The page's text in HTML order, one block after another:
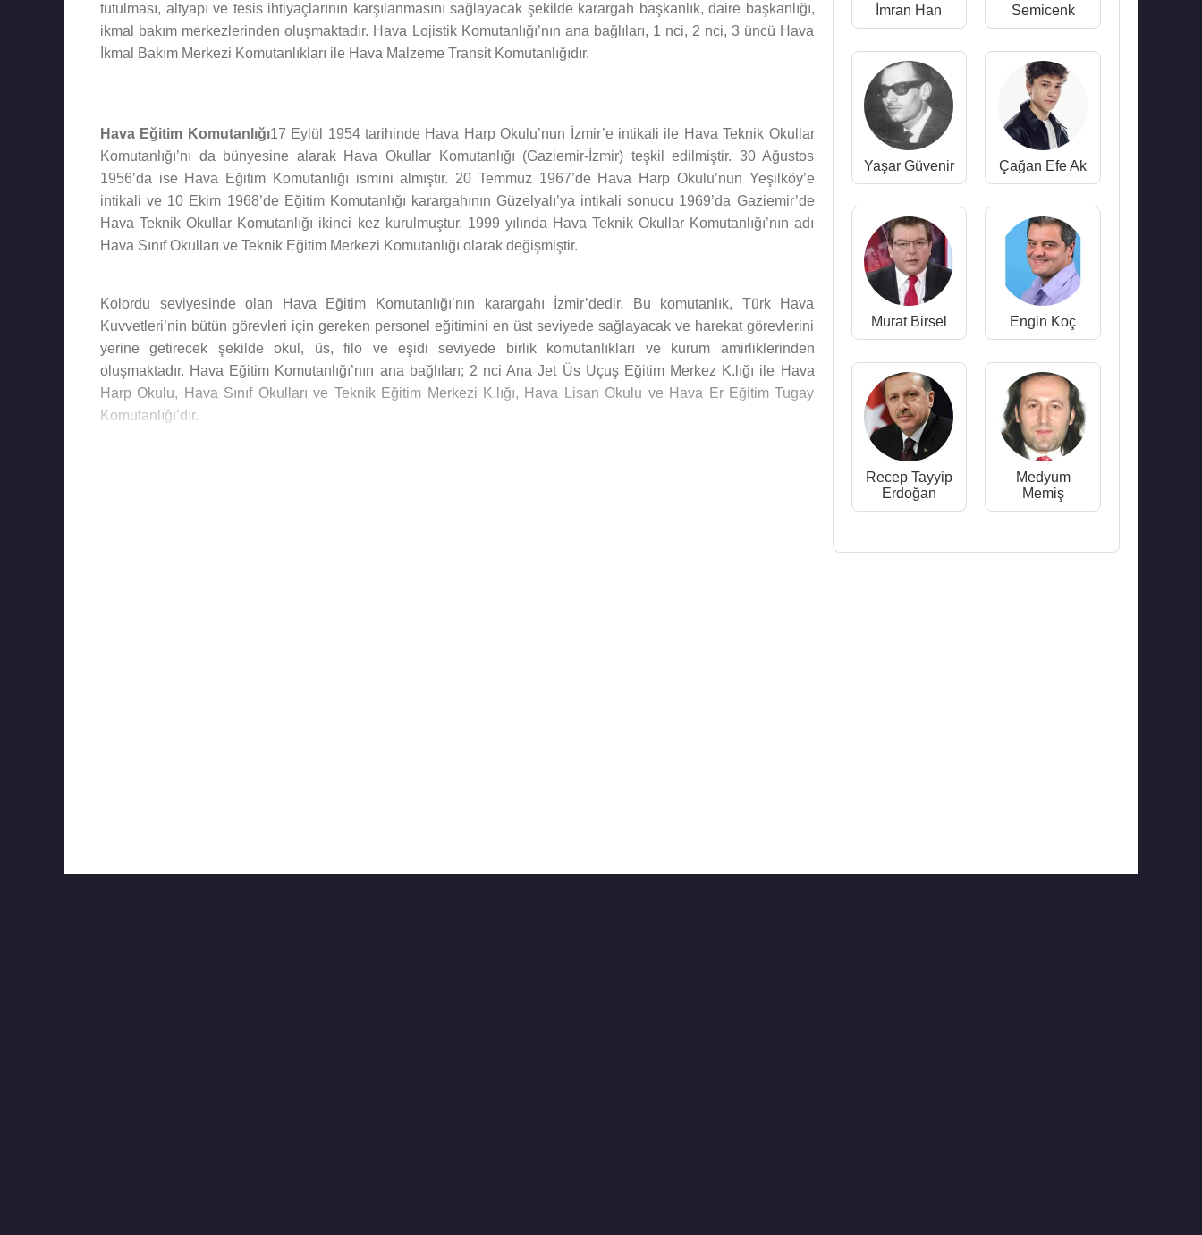
tutulması, altyapı ve tesis ihtiyaçlarının karşılanmasını sağlayacak şekilde karargah başkanlık, daire başkanlığı,
ikmal bakım merkezlerinden oluşmaktadır. Hava Lojistik Komutanlığı’nın ana bağlıları, 1 nci, 2 nci, 3 üncü Hava
İkmal Bakım Merkezi Komutanlıkları ile Hava Malzeme Transit Komutanlığıdır.
Hava Eğitim Komutanlığı17 Eylül 1954 tarihinde Hava Harp Okulu’nun İzmir’e intikali ile Hava Teknik Okullar
Komutanlığı’nı da bünyesine alarak Hava Okullar Komutanlığı (Gaziemir-İzmir) teşkil edilmiştir. 30 Ağustos
1956’da ise Hava Eğitim Komutanlığı ismini almıştır. 20 Temmuz 1967’de Hava Harp Okulu’nun Yeşilköy’e
intikali ve 10 Ekim 1968’de Eğitim Komutanlığı karargahının Güzelyalı’ya intikali sonucu 1969’da Gaziemir’de
Hava Teknik Okullar Komutanlığı ikinci kez kurulmuştur. 1999 yılında Hava Teknik Okullar Komutanlığı’nın adı
Hava Sınıf Okulları ve Teknik Eğitim Merkezi Komutanlığı olarak değişmiştir.
Kolordu seviyesinde olan Hava Eğitim Komutanlığı’nın karargahı İzmir’dedir. Bu komutanlık, Türk Hava
Kuvvetleri’nin bütün görevleri için gereken personel eğitimini en üst seviyede sağlayacak ve harekat görevlerini
yerine getirecek şekilde okul, üs, filo ve eşidi seviyede birlik komutanlıkları ve kurum amirliklerinden
oluşmaktadır. Hava Eğitim Komutanlığı’nın ana bağlıları; 2 nci Ana Jet Üs Uçuş Eğitim Merkez K.lığı ile Hava
Harp Okulu, Hava Sınıf Okulları ve Teknik Eğitim Merkezi K.lığı, Hava Lisan Okulu ve Hava Er Eğitim Tugay
Komutanlığı’dır.
İmran Han Semicenk
Yaşar Güvenir Çağan Efe Ak
Murat Birsel Engin Koç
Recep Tayyip
Erdoğan
Medyum
Memiş